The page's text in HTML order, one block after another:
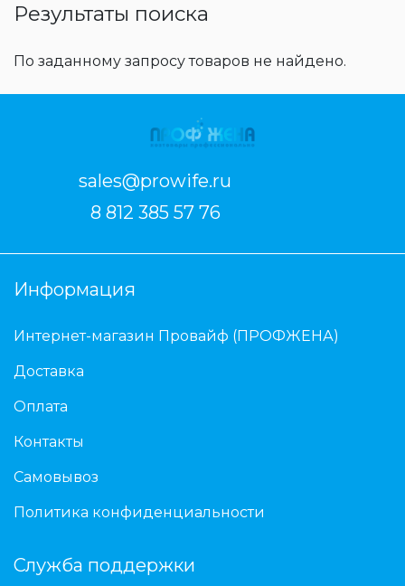
Результаты поиска
По заданному запросу товаров не найдено.
sales@prowife.ru
8 812 385 57 76
Информация
Интернет-магазин Провайф (ПРОФЖЕНА)
Доставка
Оплата
Контакты
Самовывоз
Политика конфиденциальности
Служба поддержки